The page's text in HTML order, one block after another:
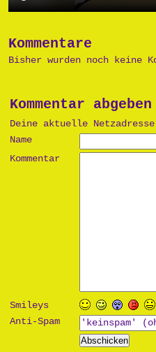
Kommentare
Bisher wurden noch keine
Kommentar abgeben
Deine aktuelle
Name
Kommentar
Smileys
Anti-Spam